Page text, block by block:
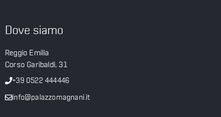
Dove siamo
Reggio Emilia
Corso Garibaldi, 31
+39 0522 444446
info@palazzomagnani.it